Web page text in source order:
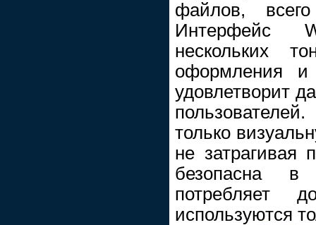
файлов,
Интерфейс
нескольких
оформления и
удовлетворит
только
не затрагивая
безопасна
потребляет
используются